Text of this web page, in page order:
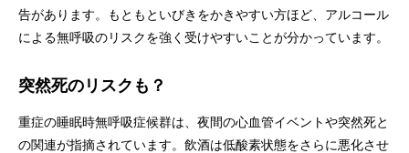
告があります。もともといびきをかきやすい方ほど、アルコール
による無呼吸のリスクを強く受けやすいことが分かっています。
突然死のリスクも？
重症の睡眠時無呼吸症候群は、夜間の心血管イベントや突然死と
の関連が指摘されています。飲酒は低酸素状態をさらに悪化させ